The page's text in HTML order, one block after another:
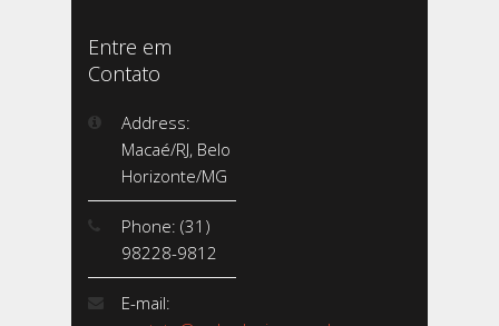
Entre em
Contato
Address:
Macaé/RJ, Belo
Horizonte/MG
Phone: (31)
98228-9812
E-mail: